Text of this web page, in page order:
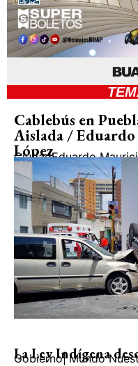
Cablebús en
Aislada /
López
CiudadEduardo
La Ley Indígena
Gobierno| Mundo